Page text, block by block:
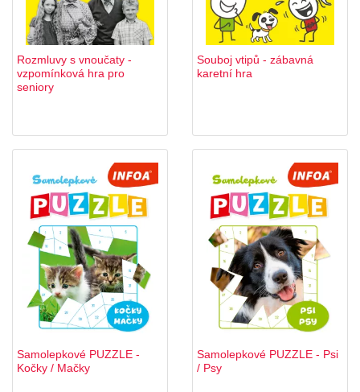
Rozmluvy s vnoučaty -
vzpomínková hra pro
seniory
Souboj vtipů - zábavná
karetní hra
Samolepkové PUZZLE -
Kočky / Mačky
Samolepkové PUZZLE - Psi
/ Psy